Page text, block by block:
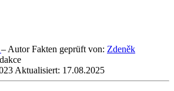
– Autor Fakten geprüft von: Zdeněk
Aktualisiert: 17.08.2025